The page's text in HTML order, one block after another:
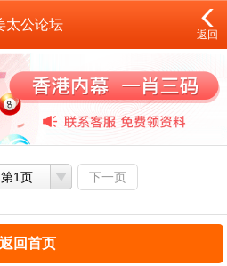
太公论坛
返回
第1页 下一页
返回首页